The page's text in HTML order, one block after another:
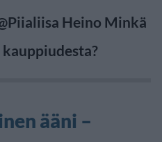
Heino Minkä
ääni –